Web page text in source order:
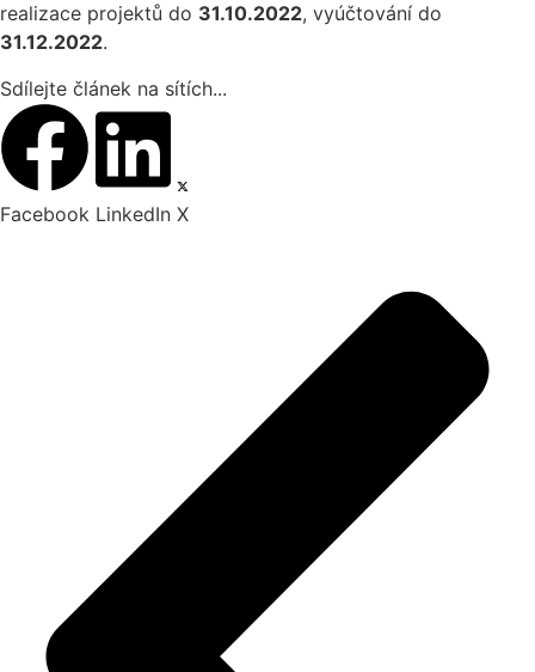
realizace projektů do 31.10.2022, vyúčtování do
31.12.2022.
Sdílejte článek na sítích...
Facebook LinkedIn X